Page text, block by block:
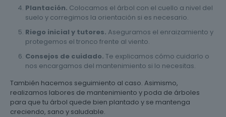
Plantación. Colocamos el árbol con el cuello a nivel del
suelo y corregimos la orientación si es necesario.
Riego inicial y tutores. Aseguramos el enraizamiento y
protegemos el tronco frente al viento.
Consejos de cuidado. Te explicamos cómo cuidarlo o
nos encargamos del mantenimiento si lo necesitas.
También hacemos seguimiento al caso. Asimismo,
realizamos labores de mantenimiento y poda de árboles
para que tu árbol quede bien plantado y se mantenga
creciendo, sano y saludable.